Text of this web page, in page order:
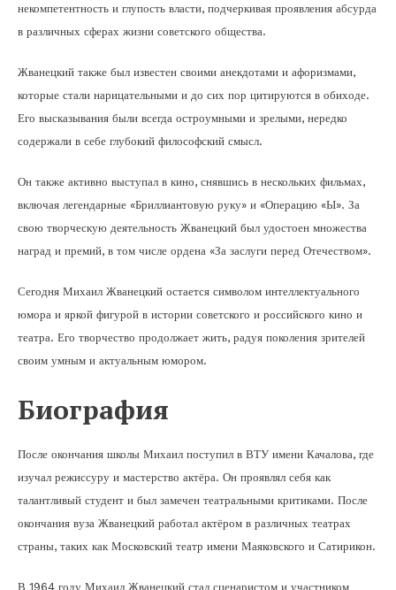
некомпетентность и глупость власти, подчеркивая проявления абсурда
в различных сферах жизни советского общества.
Жванецкий также был известен своими анекдотами и афоризмами,
которые стали нарицательными и до сих пор цитируются в обиходе.
Его высказывания были всегда остроумными и зрелыми, нередко
содержали в себе глубокий философский смысл.
Он также активно выступал в кино, снявшись в нескольких фильмах,
включая легендарные «Бриллиантовую руку» и «Операцию «Ы». За
свою творческую деятельность Жванецкий был удостоен множества
наград и премий, в том числе ордена «За заслуги перед Отечеством».
Сегодня Михаил Жванецкий остается символом интеллектуального
юмора и яркой фигурой в истории советского и российского кино и
театра. Его творчество продолжает жить, радуя поколения зрителей
своим умным и актуальным юмором.
Биография
После окончания школы Михаил поступил в ВТУ имени Качалова, где
изучал режиссуру и мастерство актёра. Он проявлял себя как
талантливый студент и был замечен театральными критиками. После
окончания вуза Жванецкий работал актёром в различных театрах
страны, таких как Московский театр имени Маяковского и Сатирикон.
В 1964 году Михаил Жванецкий стал сценаристом и участником